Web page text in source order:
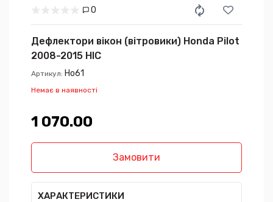
0
Дефлектори вікон (вітровики) Honda Pilot
2008-2015 HIC
Артикул: Ho61
Немає в наявності
1 070.00₴
Замовити
ХАРАКТЕРИСТИКИ